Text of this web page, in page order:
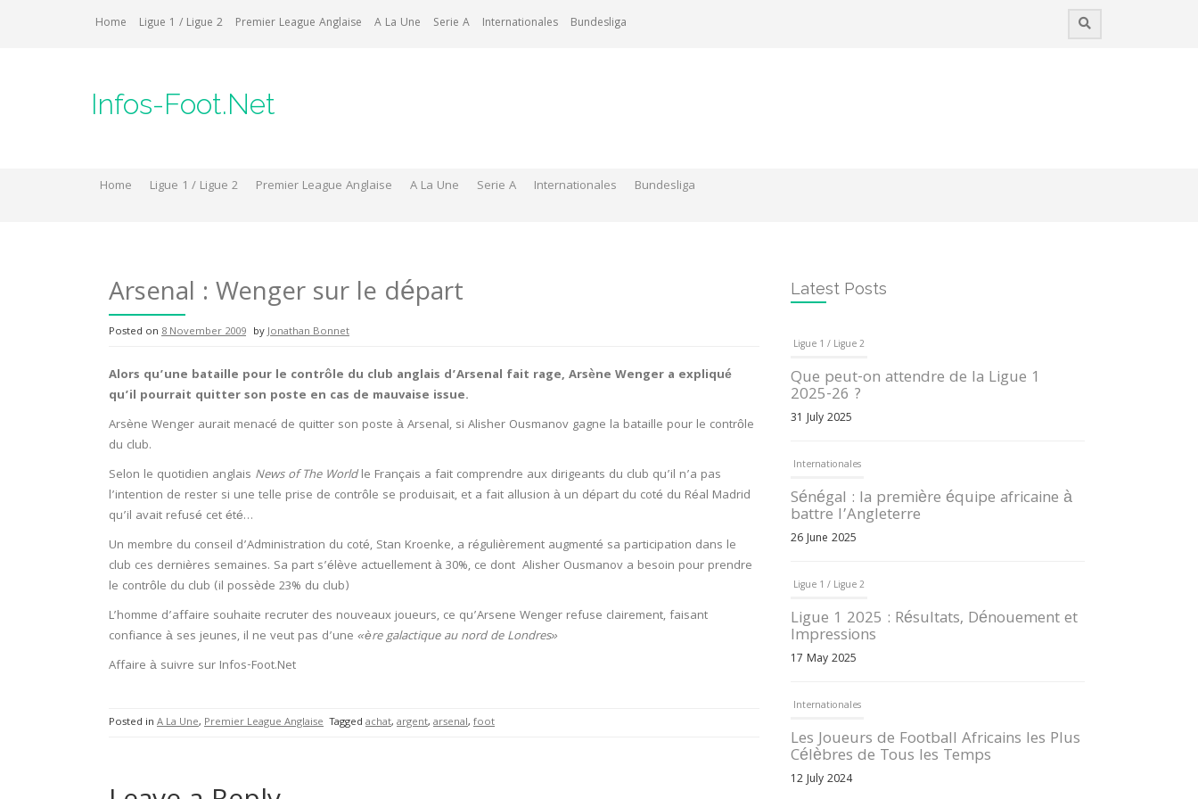
Home Ligue 1 / Ligue 2 Premier League Anglaise A La Une Serie A Internationales Bundesliga
Infos-Foot.Net
Home Ligue 1 / Ligue 2 Premier League Anglaise A La Une Serie A Internationales Bundesliga
Arsenal : Wenger sur le départ
Posted on 8 November 2009 byJonathan Bonnet
Alors qu’une bataille pour le contrôle du club anglais d’Arsenal fait rage, Arsène Wenger a expliqué
qu’il pourrait quitter son poste en cas de mauvaise issue.
Arsène Wenger aurait menacé de quitter son poste à Arsenal, si Alisher Ousmanov gagne la bataille pour le contrôle
du club.
Selon le quotidien anglais News of The Worldle Français a fait comprendre aux dirigeants du club qu’il n’a pas
l’intention de rester si une telle prise de contrôle se produisait, et a fait allusion à un départ du coté du Réal Madrid
qu’il avait refusé cet été…
Un membre du conseil d’Administration du coté, Stan Kroenke, a régulièrement augmenté sa participation dans le
club ces dernières semaines. Sa part s’élève actuellement à 30%, ce dont Alisher Ousmanov a besoin pour prendre
le contrôle du club (il possède 23% du club)
L’homme d’affaire souhaite recruter des nouveaux joueurs, ce qu’Arsene Wenger refuse clairement, faisant
confiance à ses jeunes, il ne veut pas d’une «ère galactique au nord de Londres»
Affaire à suivre sur Infos-Foot.Net
Posted in A La Une, Premier League Anglaise Tagged achat, argent, arsenal, foot
Latest Posts
Ligue 1 / Ligue 2
Que peut-on attendre de la Ligue 1
2025-26 ?
31 July 2025
Internationales
Sénégal : la première équipe africaine à
battre l’Angleterre
26 June 2025
Ligue 1 / Ligue 2
Ligue 1 2025 : Résultats, Dénouement et
Impressions
17 May 2025
Internationales
Les Joueurs de Football Africains les Plus
Célèbres de Tous les Temps
12 July 2024